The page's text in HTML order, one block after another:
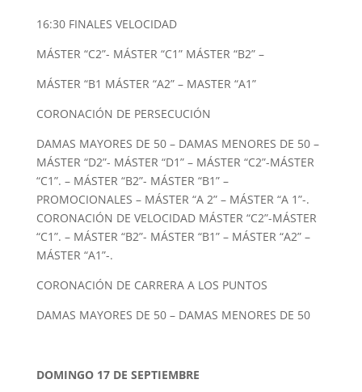
16:30 FINALES VELOCIDAD
MÁSTER “C2”- MÁSTER “C1” MÁSTER “B2” –
MÁSTER “B1 MÁSTER “A2” – MASTER “A1”
CORONACIÓN DE PERSECUCIÓN
DAMAS MAYORES DE 50 – DAMAS MENORES DE 50 –
MÁSTER “D2”- MÁSTER “D1” – MÁSTER “C2”-MÁSTER
“C1”. – MÁSTER “B2”- MÁSTER “B1” –
PROMOCIONALES – MÁSTER “A 2” – MÁSTER “A 1”-.
CORONACIÓN DE VELOCIDAD MÁSTER “C2”-MÁSTER
“C1”. – MÁSTER “B2”- MÁSTER “B1” – MÁSTER “A2” –
MÁSTER “A1”-.
CORONACIÓN DE CARRERA A LOS PUNTOS
DAMAS MAYORES DE 50 – DAMAS MENORES DE 50
DOMINGO 17 DE SEPTIEMBRE